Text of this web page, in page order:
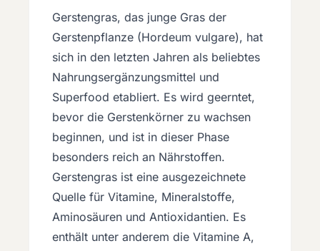
Gerstengras, das junge Gras der
Gerstenpflanze (Hordeum vulgare), hat
sich in den letzten Jahren als beliebtes
Nahrungsergänzungsmittel und
Superfood etabliert. Es wird geerntet,
bevor die Gerstenkörner zu wachsen
beginnen, und ist in dieser Phase
besonders reich an Nährstoffen.
Gerstengras ist eine ausgezeichnete
Quelle für Vitamine, Mineralstoffe,
Aminosäuren und Antioxidantien. Es
enthält unter anderem die Vitamine A,